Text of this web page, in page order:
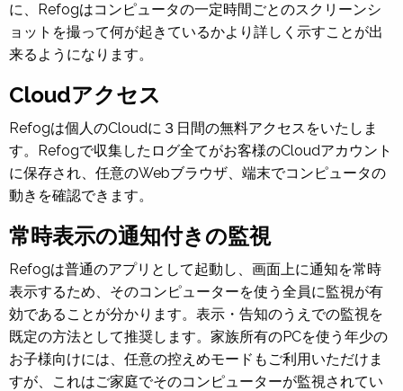
に、Refogはコンピュータの一定時間ごとのスクリーンシ
ョットを撮って何が起きているかより詳しく示すことが出
来るようになります。
Cloudアクセス
Refogは個人のCloudに３日間の無料アクセスをいたしま
す。Refogで収集したログ全てがお客様のCloudアカウント
に保存され、任意のWebブラウザ、端末でコンピュータの
動きを確認できます。
常時表示の通知付きの監視
Refogは普通のアプリとして起動し、画面上に通知を常時
表示するため、そのコンピューターを使う全員に監視が有
効であることが分かります。表示・告知のうえでの監視を
既定の方法として推奨します。家族所有のPCを使う年少の
お子様向けには、任意の控えめモードもご利用いただけま
すが、これはご家庭でそのコンピューターが監視されてい